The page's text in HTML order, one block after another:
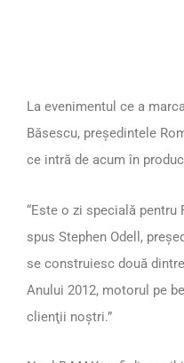
La evenimentul ce a
Băsescu, preşedintele
ce intră de acum în
“Este o zi specială pentru
spus Stephen Odell,
se construiesc două
Anului 2012, motorul pe
clienţii noştri.”